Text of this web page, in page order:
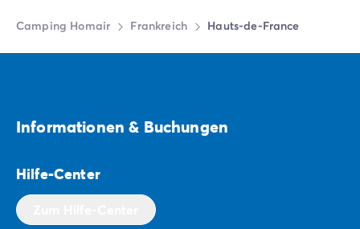
Camping Homair Frankreich Hauts-de-France
Informationen & Buchungen
Hilfe-Center